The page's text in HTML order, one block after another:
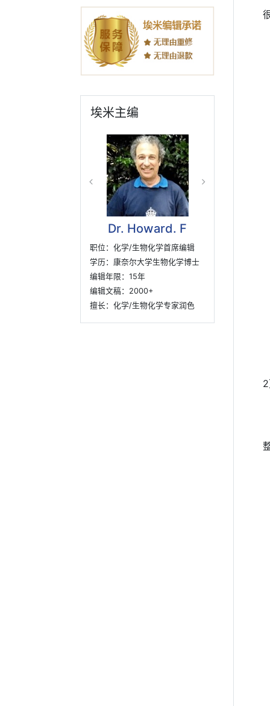
埃米主编
Dr. Howard. F
职位：化学/生物化学首席编辑
学历：康奈尔大学生物化学博士
编辑年限：15年
编辑文稿：2000+
擅长：化学/生物化学专家润色